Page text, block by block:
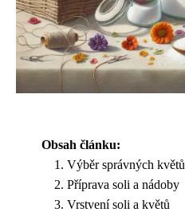
Obsah článku:
Výběr správných květů
Příprava soli a nádoby
Vrstvení soli a květů